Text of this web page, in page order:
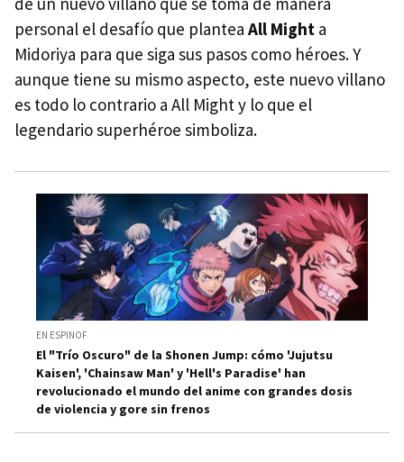
personal el desafío que plantea All Might a
Midoriya para que siga sus pasos como héroes. Y
aunque tiene su mismo aspecto, este nuevo villano
es todo lo contrario a All Might y lo que el
legendario superhéroe simboliza.
EN ESPINOF
El "Trío Oscuro" de la Shonen Jump: cómo 'Jujutsu
Kaisen', 'Chainsaw Man' y 'Hell's Paradise' han
revolucionado el mundo del anime con grandes dosis
de violencia y gore sin frenos